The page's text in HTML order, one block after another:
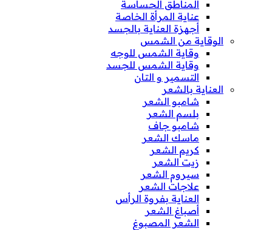
المناطق الحساسة
عناية المرأة الخاصة
أجهزة العناية بالجسد
الوقاية من الشمس
وقاية الشمس للوجه
وقاية الشمس للجسد
التسمير و التان
العناية بالشعر
شامبو الشعر
بلسم الشعر
شامبو جاف
ماسك الشعر
كريم الشعر
زيت الشعر
سيروم الشعر
علاجات الشعر
العناية بفروة الرأس
أصباغ الشعر
الشعر المصبوغ